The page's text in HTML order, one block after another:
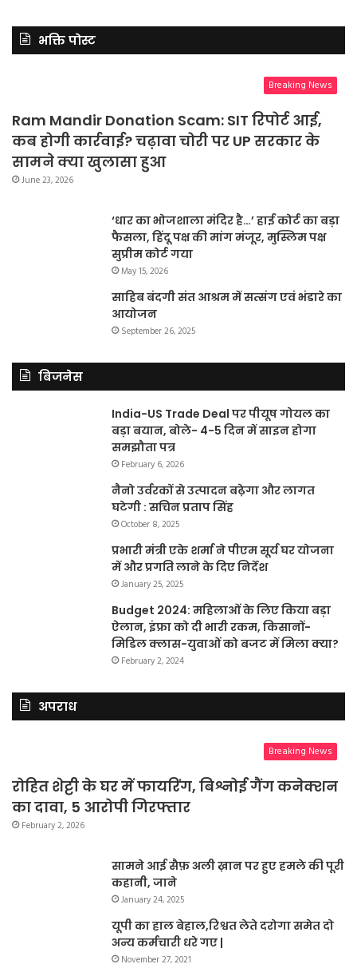
भक्ति पोस्ट
Breaking News
Ram Mandir Donation Scam: SIT रिपोर्ट आई,
कब होगी कार्रवाई? चढ़ावा चोरी पर UP सरकार के
सामने क्या खुलासा हुआ
June 23, 2026
‘धार का भोजशाला मंदिर है…’ हाई कोर्ट का बड़ा
फैसला, हिंदू पक्ष की मांग मंजूर, मुस्लिम पक्ष
सुप्रीम कोर्ट गया
May 15, 2026
साहिब बंदगी संत आश्रम में सत्संग एवं भंडारे का
आयोजन
September 26, 2025
बिजनेस
India-US Trade Deal पर पीयूष गोयल का
बड़ा बयान, बोले- 4-5 दिन में साइन होगा
समझौता पत्र
February 6, 2026
नैनो उर्वरकों से उत्पादन बढ़ेगा और लागत
घटेगी : सचिन प्रताप सिंह
October 8, 2025
प्रभारी मंत्री एके शर्मा ने पीएम सूर्य घर योजना
में और प्रगति लाने के दिए निर्देश
January 25, 2025
Budget 2024: महिलाओं के लिए किया बड़ा
ऐलान, इंफ्रा को दी भारी रकम, किसानों-
मिडिल क्लास-युवाओं को बजट में मिला क्या?
February 2, 2024
अपराध
Breaking News
रोहित शेट्टी के घर में फायरिंग, बिश्नोई गैंग कनेक्शन
का दावा, 5 आरोपी गिरफ्तार
February 2, 2026
सामने आई सैफ़ अली ख़ान पर हुए हमले की पूरी
कहानी, जाने
January 24, 2025
यूपी का हाल बेहाल,रिश्वत लेते दरोगा समेत दो
अन्य कर्मचारी धरे गए |
November 27, 2021